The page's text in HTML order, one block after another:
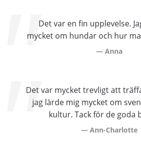
one. Haydee
, Mexico
Det var en fin upplevelse.
mycket om hundar och hur
Anna
Det var mycket trevligt att
jag lärde mig mycket om
kultur. Tack för de goda
Ann-Charlotte